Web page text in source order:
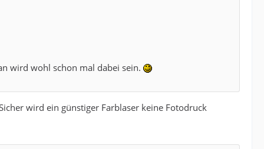
wird wohl schon mal dabei sein.
wird ein günstiger Farblaser keine Fotodruck